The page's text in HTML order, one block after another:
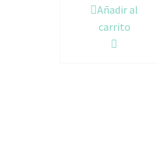
was:
69,98 €.
is:
59,99 €.
Añadir al
carrito